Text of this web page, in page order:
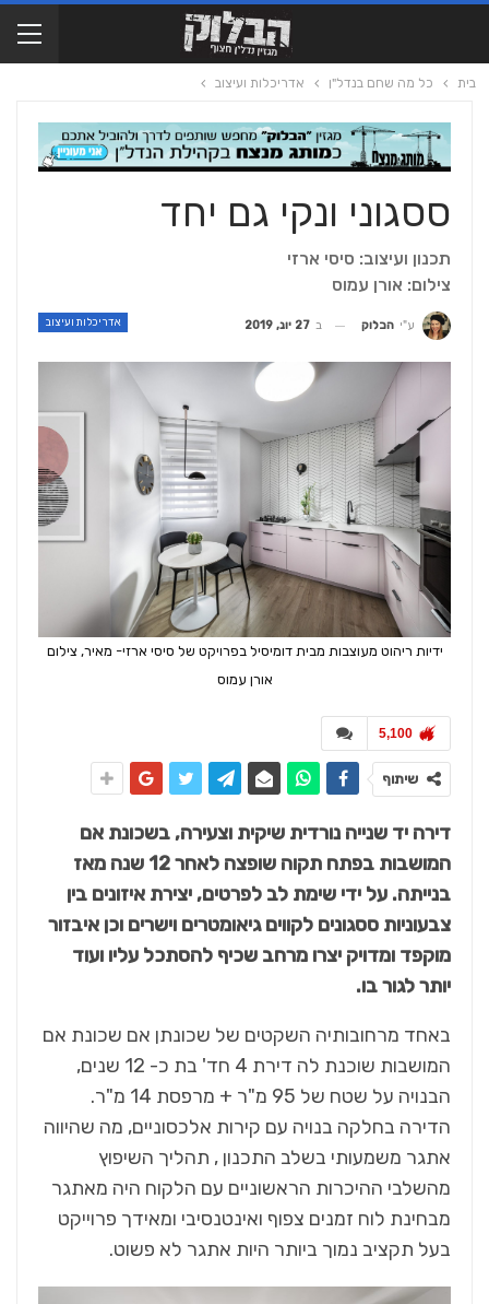
בית כל מה שחם בנדל"ן אדריכלות ועיצוב
ססגוני ונקי גם יחד
תכנון ועיצוב: סיסי ארזי
צילום: אורן עמוס
אדריכלות ועיצוב ע"י הבלוק ב 27 יונ, 2019
ידיות ריהוט מעוצבות מבית דומיסיל בפרויקט של סיסי ארזי- מאיר, צילום
אורן עמוס
5,100
שיתוף
דירה יד שנייה נורדית שיקית וצעירה, בשכונת אם
המושבות בפתח תקוה שופצה לאחר 12 שנה מאז
בנייתה. על ידי שימת לב לפרטים, יצירת איזונים בין
צבעוניות ססגונים לקווים גיאומטרים וישרים וכן איבזור
מוקפד ומדויק יצרו מרחב שכיף להסתכל עליו ועוד
יותר לגור בו.
באחד מרחובותיה השקטים של שכונתן אם שכונת אם
המושבות שוכנת לה דירת 4 חד' בת כ- 12 שנים,
הבנויה על שטח של 95 מ"ר + מרפסת 14 מ"ר.
הדירה בחלקה בנויה עם קירות אלכסוניים, מה שהיווה
אתגר משמעותי בשלב התכנון , תהליך השיפוץ
מהשלבי ההיכרות הראשוניים עם הלקוח היה מאתגר
מבחינת לוח זמנים צפוף ואינטנסיבי ומאידך פרוייקט
בעל תקציב נמוך ביותר היות אתגר לא פשוט.